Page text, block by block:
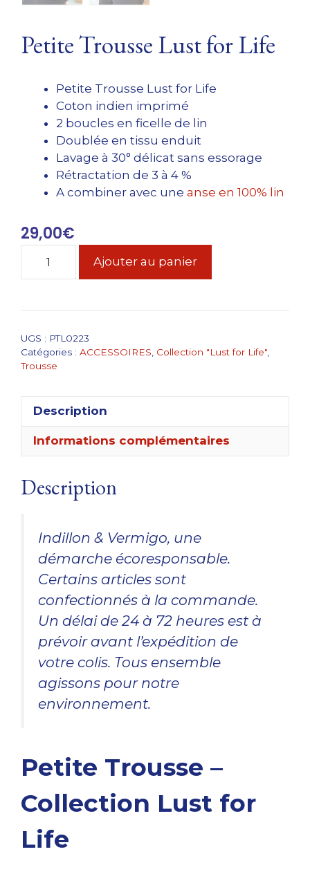
Petite Trousse Lust for Life
Petite Trousse Lust for Life
Coton indien imprimé
2 boucles en ficelle de lin
Doublée en tissu enduit
Lavage à 30° délicat sans essorage
Rétractation de 3 à 4 %
A combiner avec une anse en 100% lin
29,00€
for
Life
Ajouter au panier
UGS : PTL0223
Catégories : ACCESSOIRES Collection "Lust for Life"
Trousse
Description
Informations complémentaires
Description
Indillon & Vermigo, une
démarche écoresponsable.
Certains articles sont
confectionnés à la commande.
Un délai de 24 à 72 heures est à
prévoir avant l’expédition de
votre colis. Tous ensemble
agissons pour notre
environnement.
Petite Trousse –
Collection Lust for
Life